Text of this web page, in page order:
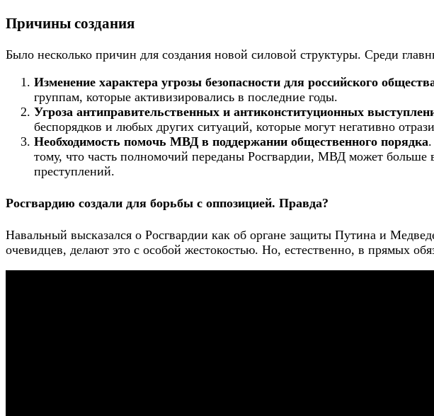
Причины создания
Было несколько причин для создания новой силовой структуры. Среди
Изменение характера угрозы безопасности для российского
группам, которые активизировались в последние годы.
Угроза антиправительственных и антиконституционных
беспорядков и любых других ситуаций, которые могут негативно
Необходимость помочь МВД в поддержании общественного порядка
тому, что часть полномочий переданы Росгвардии, МВД может
преступлений.
Росгвардию создали для борьбы с оппозицией. Правда?
Навальный высказался о Росгвардии как об органе защиты Путина и
очевидцев, делают это с особой жестокостью. Но, естественно, в прямых